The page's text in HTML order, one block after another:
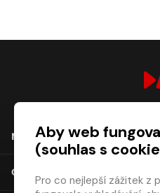
NÁKUP
O SPOLEČNOSTI
Aby web
(souhlas s
Pro co nejlepší zážitek z